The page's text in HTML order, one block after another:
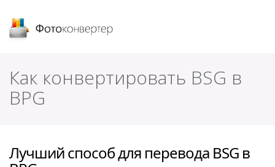
Как конвертировать BSG в
BPG
Лучший способ для перевода BSG в